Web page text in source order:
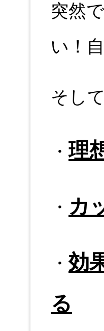
突然
い！
そして
・理
・ カ
・効
る